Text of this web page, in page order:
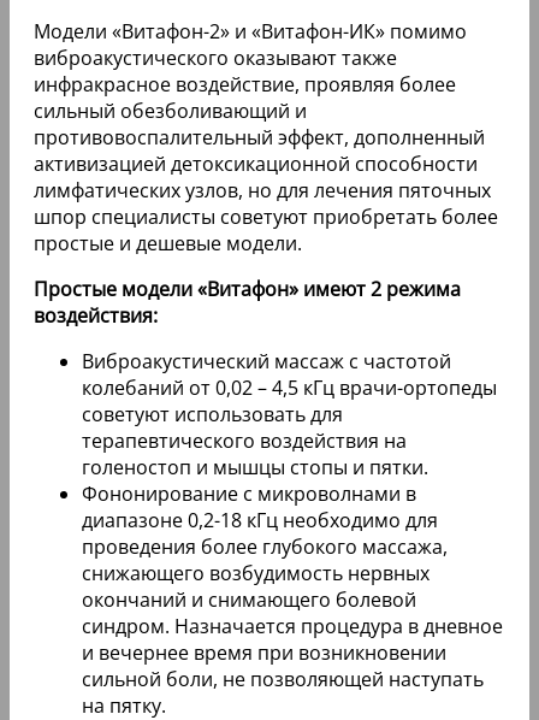
Модели «Витафон-2» и «Витафон-ИК» помимо
виброакустического оказывают также
инфракрасное воздействие, проявляя более
сильный обезболивающий и
противовоспалительный эффект, дополненный
активизацией детоксикационной способности
лимфатических узлов, но для лечения пяточных
шпор специалисты советуют приобретать более
простые и дешевые модели.
Простые модели «Витафон» имеют 2 режима
воздействия:
Виброакустический массаж с частотой
колебаний от 0,02 – 4,5 кГц врачи-ортопеды
советуют использовать для
терапевтического воздействия на
голеностоп и мышцы стопы и пятки.
Фононирование с микроволнами в
диапазоне 0,2-18 кГц необходимо для
проведения более глубокого массажа,
снижающего возбудимость нервных
окончаний и снимающего болевой
синдром. Назначается процедура в дневное
и вечернее время при возникновении
сильной боли, не позволяющей наступать
на пятку.